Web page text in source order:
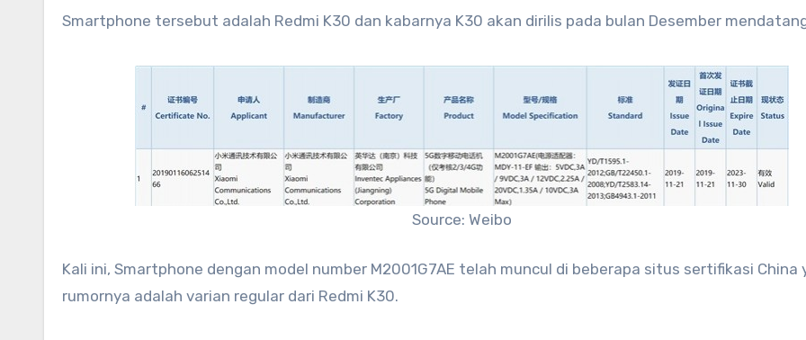
Smartphone tersebut adalah Redmi K30 dan kabarnya K30 akan dirilis pada bulan Desember
Source: Weibo
Kali ini, Smartphone dengan model number M2001G7AE telah muncul di beberapa situs sertifikasi China
rumornya adalah varian regular dari Redmi K30.